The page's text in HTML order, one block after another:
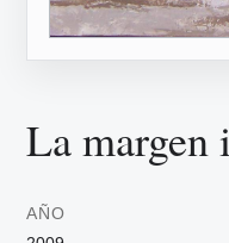
La margen
AÑO